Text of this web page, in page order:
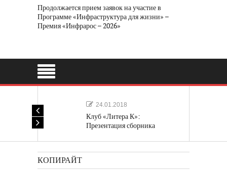
Продолжается прием заявок на участие в
Программе «Инфраструктура для жизни» –
Премия «Инфрарос – 2026»
24.01.2018
Клуб «Литера К»:
Презентация сборника
КОПИРАЙТ